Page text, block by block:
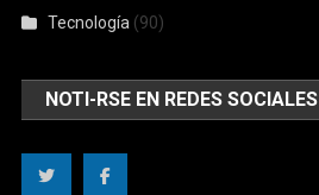
Tecnología (90)
NOTI-RSE EN REDES SOCIALES